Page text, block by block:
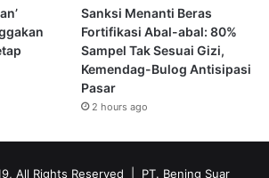
Sanksi Menanti Beras
Fortifikasi Abal-abal: 80%
Sampel Tak Sesuai Gizi,
Kemendag-Bulog Antisipasi
Pasar
2 hours ago
All Rights Reserved | PT. Bening Suar